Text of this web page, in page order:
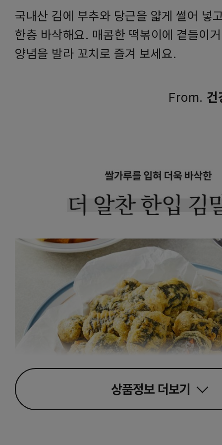
국내산 김에 부추와 당근을 얇게 썰어 넣
한층 바삭해요. 매콤한 떡볶이에 곁들이
양념을 발라 꼬치로 즐겨 보세요.
From. 건
상품정보 더보기